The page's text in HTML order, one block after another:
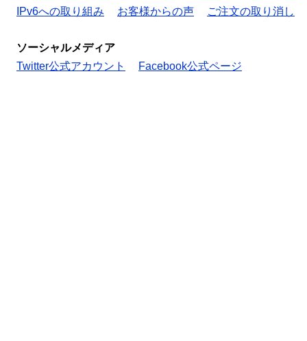
IPv6への取り組み
お客様からの声 ご注文の取り消し
ソーシャルメディア
Twitter公式アカウント
Facebook公式ページ